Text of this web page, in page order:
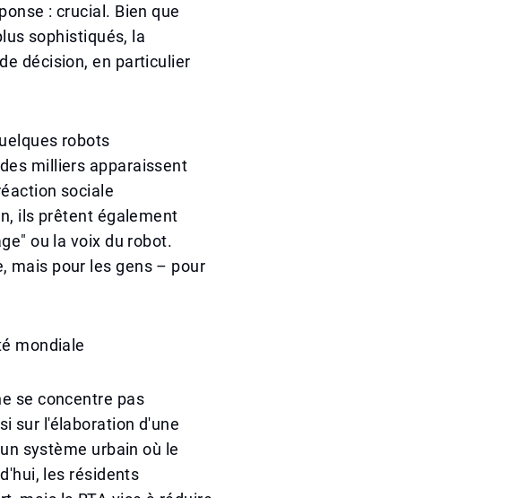
: crucial. Bien que
sophistiqués, la
décision, en particulier
robots
milliers apparaissent
sociale
ils prêtent également
ou la voix du robot.
mais pour les gens – pour
mondiale
se concentre pas
sur l'élaboration d'une
système urbain où le
les résidents